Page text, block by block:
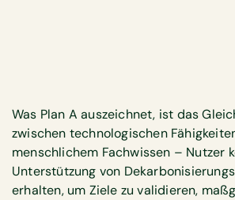
Was Plan A auszeichnet, ist das
zwischen technologischen
menschlichem Fachwissen – Nutzer
Unterstützung von
erhalten, um Ziele zu validieren,